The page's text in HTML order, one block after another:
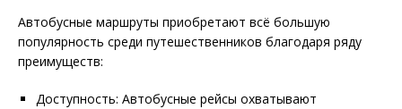
Автобусные маршруты приобретают всё большую
популярность среди путешественников благодаря ряду
преимуществ:
Доступность: Автобусные рейсы охватывают